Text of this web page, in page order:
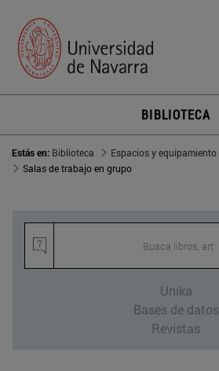
BIBLIOTECA
Estás en: Biblioteca Espacios y equipamiento
Salas de trabajo en grupo
Busca libros, artíc
Unika
Bases de datos
Revistas